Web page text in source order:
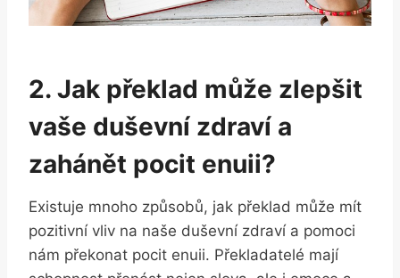
2. Jak překlad může zlepšit
vaše duševní zdraví a
zahánět pocit enuii?
Existuje mnoho způsobů, jak překlad může mít
pozitivní vliv na naše duševní zdraví a pomoci
nám překonat pocit enuii. Překladatelé mají